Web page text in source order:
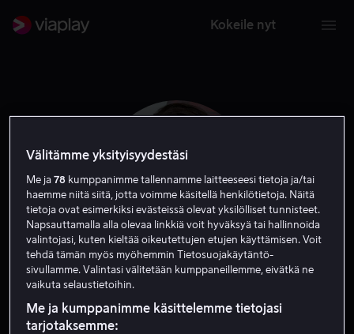
Kokeile nyt
Missy Peregrym
Välitämme yksityisyydestäsi
Me ja78 kumppanimme tallennamme laitteeseesi tietoja ja/tai
haemme niitä siitä, jotta voimme käsitellä henkilötietoja. Näitä
tietoja ovat esimerkiksi evästeissä olevat yksilölliset tunnisteet.
Napsauttamalla alla olevaa linkkiä voit hyväksyä tai hallinnoida
valintojasi, kuten kieltää oikeutettujen etujen käyttämisen. Voit
tehdä tämän myös myöhemmin Tietosuojakäytäntö-
sivullamme. Valintasi välitetään kumppaneillemme, eivätkä ne
vaikuta selaustietoihin.
Me ja kumppanimme käsittelemme tietojasi
tarjotaksemme: